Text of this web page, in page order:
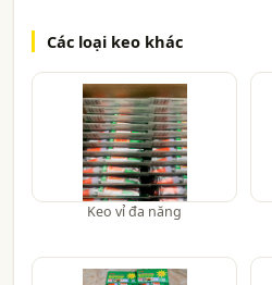
Các loại keo khác
Keo vỉ đa năng